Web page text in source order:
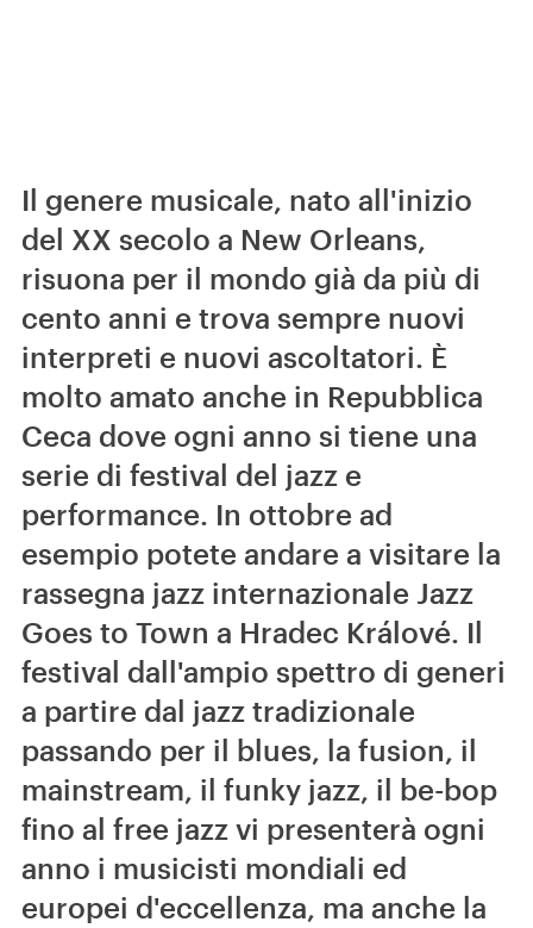
Il genere musicale, nato all'inizio
del XX secolo a New Orleans,
risuona per il mondo già da più di
cento anni e trova sempre nuovi
interpreti e nuovi ascoltatori. È
molto amato anche in Repubblica
Ceca dove ogni anno si tiene una
serie di festival del jazz e
performance. In ottobre ad
esempio potete andare a visitare la
rassegna jazz internazionale Jazz
Goes to Town a Hradec Králové. Il
festival dall'ampio spettro di generi
a partire dal jazz tradizionale
passando per il blues, la fusion, il
mainstream, il funky jazz, il be-bop
fino al free jazz vi presenterà ogni
anno i musicisti mondiali ed
europei d'eccellenza, ma anche la